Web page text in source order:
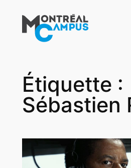
contenu
Étiquette :
Sébastien